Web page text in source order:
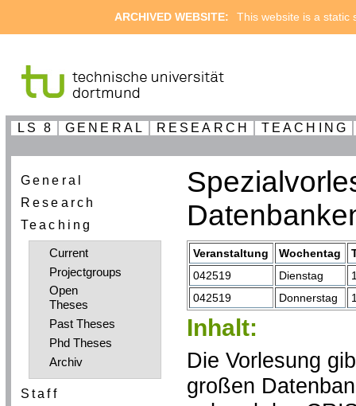
ARCHIVED WEBSITE: This website is a static
LS 8 GENERAL RESEARCH TEACHING
General
Research
Teaching
Current
Projectgroups
Open
Theses
Past Theses
Phd Theses
Archiv
Staff
Veranstaltung Wochentag
042519
Dienstag
042519
Donnerstag
Inhalt:
Die Vorlesung
großen